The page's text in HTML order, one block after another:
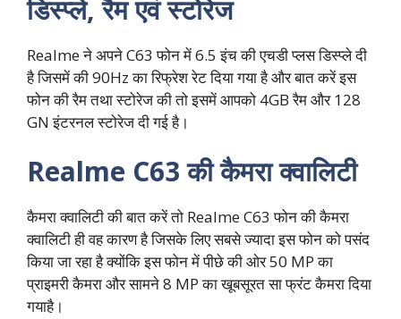
डिस्प्ले, रैम एवं स्टोरेज
Realme ने अपने C63 फोन में 6.5 इंच की एचडी प्लस डिस्प्ले दी
है जिसमें की 90Hz का रिफ्रेश रेट दिया गया है और बात करें इस
फोन की रैम तथा स्टोरेज की तो इसमें आपको 4GB रैम और 128
GN इंटरनल स्टोरेज दी गई है।
Realme C63 की कैमरा क्वालिटी
कैमरा क्वालिटी की बात करें तो Realme C63 फोन की कैमरा
क्वालिटी ही वह कारण है जिसके लिए सबसे ज्यादा इस फोन को पसंद
किया जा रहा है क्योंकि इस फोन में पीछे की ओर 50 MP का
प्राइमरी कैमरा और सामने 8 MP का खूबसूरत सा फ्रंट कैमरा दिया
गयाहै।